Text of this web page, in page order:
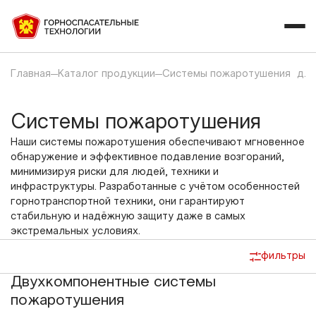
Главная Каталог продукции Системы пожаротушения для
Системы пожаротушения
Наши системы пожаротушения обеспечивают мгновенное
обнаружение и эффективное подавление возгораний,
минимизируя риски для людей, техники и
инфраструктуры. Разработанные с учётом особенностей
горнотранспортной техники, они гарантируют
стабильную и надёжную защиту даже в самых
экстремальных условиях.
фильтры
Двухкомпонентные системы
пожаротушения